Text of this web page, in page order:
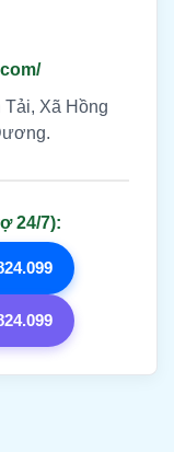
Tải, Xã Hồng
24/7):